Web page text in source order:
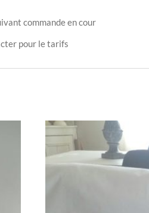
commande en cour
pour le tarifs